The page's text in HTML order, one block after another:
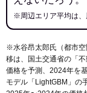
※周辺エリア平均は、
※水谷昂太郎氏（都市空
移は、国土交通省の「 不
価格を予測、2024年を
モデル「LightGBM」の